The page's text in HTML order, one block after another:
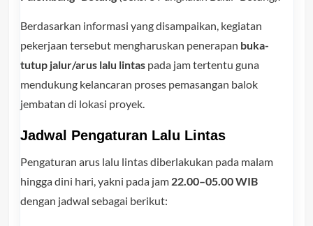
Berdasarkan informasi yang disampaikan, kegiatan
pekerjaan tersebut mengharuskan penerapan buka-
tutup jalur/arus lalu lintaspada jam tertentu guna
mendukung kelancaran proses pemasangan balok
jembatan di lokasi proyek.
Jadwal Pengaturan Lalu Lintas
Pengaturan arus lalu lintas diberlakukan pada malam
hingga dini hari, yakni pada jam 22.00–05.00 WIB
dengan jadwal sebagai berikut: